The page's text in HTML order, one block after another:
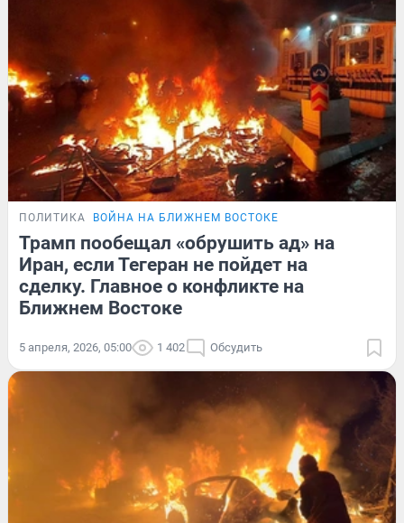
ПОЛИТИКА ВОЙНА НА БЛИЖНЕМ ВОСТОКЕ
Трамп пообещал «обрушить ад» на
Иран, если Тегеран не пойдет на
сделку. Главное о конфликте на
Ближнем Востоке
5 апреля, 2026, 05:00 1 402 Обсудить